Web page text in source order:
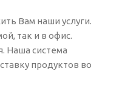
Вам наши услуги.
так и в офис.
Наша система
продуктов во